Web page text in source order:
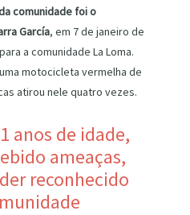
comunidade foi o
García, em 7 de janeiro de
a comunidade La Loma.
motocicleta vermelha de
atirou nele quatro vezes.
anos de idade,
ameaças,
reconhecido